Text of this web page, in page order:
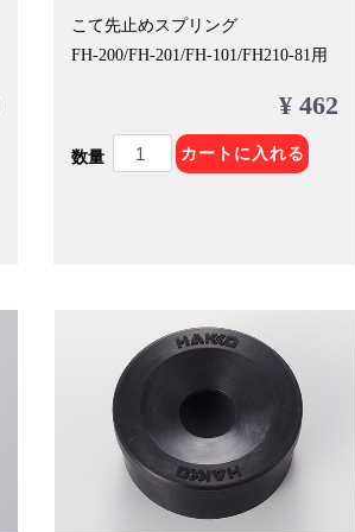
こて先止めスプリング
FH-200/FH-201/FH-101/FH210-81用
¥ 462
数量 カートに入れる